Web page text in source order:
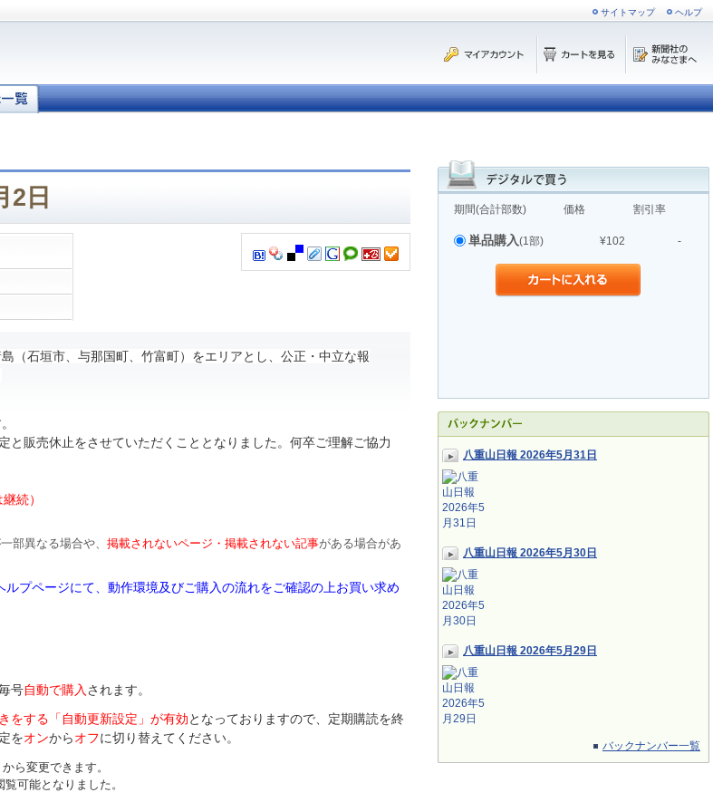
サイトマップ ヘルプ
期間(合計部数) 価格 割引率
単品購入(1部) ¥102 -
八重山日報 2026年5月31日
八重山日報 2026年5月30日
八重山日報 2026年5月29日
バックナンバー一覧
2日
（石垣市、与那国町、竹富町）をエリアとし、公正・中立な報
と販売休止をさせていただくこととなりました。何卒ご理解ご協力
続）
部異なる場合や、 掲載されないページ・掲載されない記事がある場合があ
プページにて、動作環境及びご購入の流れをご確認の上お買い求め
号自動で購入 されます。
をする「自動更新設定」が有効となっておりますので、定期購読を終
をオンからオフに切り替えてください。
ら変更できます。
可能となりました。